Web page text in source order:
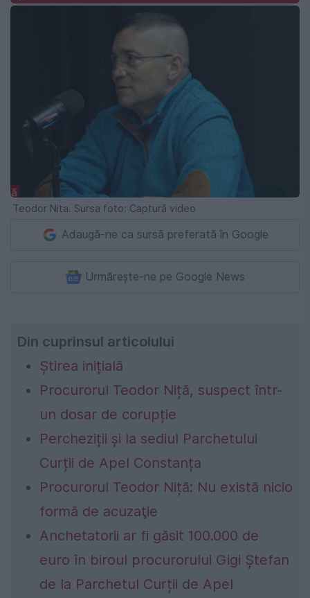
Teodor Nita. Sursa foto: Captură video
Adaugă-ne ca sursă preferată în Google
Urmărește-ne pe Google News
Din cuprinsul articolului
Știrea inițială
Procurorul Teodor Niță, suspect într-
un dosar de corupție
Percheziții și la sediul Parchetului
Curții de Apel Constanța
Procurorul Teodor Niță: Nu există nicio
formă de acuzaţie
Anchetatorii ar fi găsit 100.000 de
euro în biroul procurorului Gigi Ștefan
de la Parchetul Curții de Apel